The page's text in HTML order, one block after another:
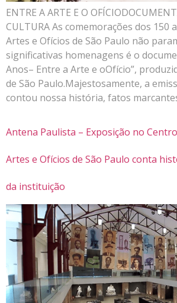
ENTRE A ARTE E O
CULTURA As comemorações dos 150
Artes e Ofícios de São Paulo não
significativas homenagens é o
Anos– Entre a Arte e oOfício”,
de São Paulo.Majestosamente, a
contou nossa história, fatos
Antena Paulista – Exposição no
Artes e Ofícios de São Paulo conta
da instituição